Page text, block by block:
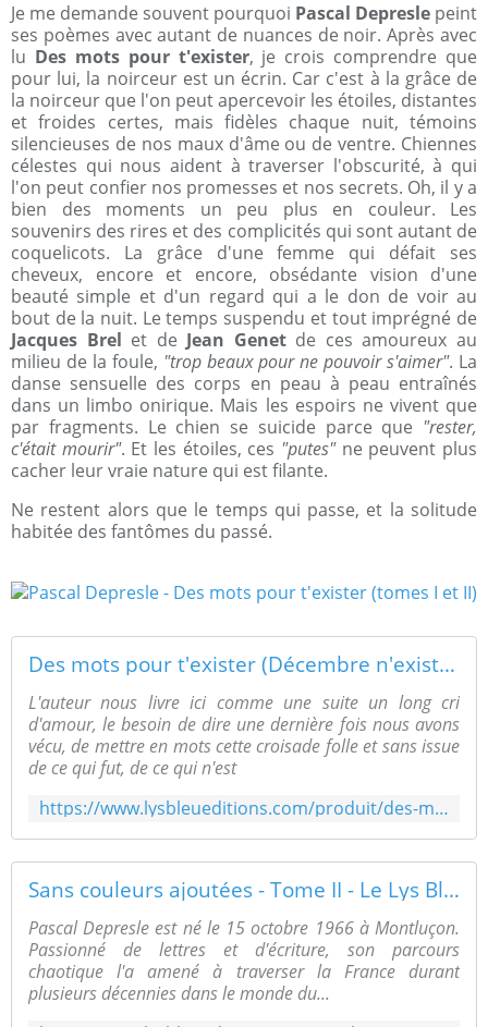
Je me demande souvent pourquoi Pascal Depresle peint
ses poèmes avec autant de nuances de noir. Après avec
lu Des mots pour t'exister, je crois comprendre que
pour lui, la noirceur est un écrin. Car c'est à la grâce de
la noirceur que l'on peut apercevoir les étoiles, distantes
et froides certes, mais fidèles chaque nuit, témoins
silencieuses de nos maux d'âme ou de ventre. Chiennes
célestes qui nous aident à traverser l'obscurité, à qui
l'on peut confier nos promesses et nos secrets. Oh, il y a
bien des moments un peu plus en couleur. Les
souvenirs des rires et des complicités qui sont autant de
coquelicots. La grâce d'une femme qui défait ses
cheveux, encore et encore, obsédante vision d'une
beauté simple et d'un regard qui a le don de voir au
bout de la nuit. Le temps suspendu et tout imprégné de
Jacques Brel et de Jean Genetde ces amoureux au
milieu de la foule, "trop beaux pour ne pouvoir s'aimer". La
danse sensuelle des corps en peau à peau entraînés
dans un limbo onirique. Mais les espoirs ne vivent que
par fragments. Le chien se suicide parce que "rester,
c'était mourir". Et les étoiles, ces "putes"ne peuvent plus
cacher leur vraie nature qui est filante.
Ne restent alors que le temps qui passe, et la solitude
habitée des fantômes du passé.
Des mots pour t'exister (Décembre n'existe pas) - Le Lys Bleu Éditions
L'auteur nous livre ici comme une suite un long cri
d'amour, le besoin de dire une dernière fois nous avons
vécu, de mettre en mots cette croisade folle et sans issue
de ce qui fut, de ce qui n'est
https://www.lysbleueditions.com/produit/des-mots-pour-texister-decembre-nexiste-pas/
Sans couleurs ajoutées - Tome II - Le Lys Bleu Éditions
Pascal Depresle est né le 15 octobre 1966 à Montluçon.
Passionné de lettres et d'écriture, son parcours
chaotique l'a amené à traverser la France durant
plusieurs décennies dans le monde du...